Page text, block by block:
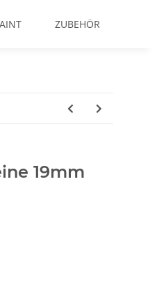
ZUBEHÖR
19mm